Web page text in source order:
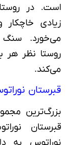
است. در
زیادی
می‌خورد. سنگ
روستا نظر هر
می‌کند.
قبرستان
بزرگ‌ترین
قبرستان
نوراتوس به